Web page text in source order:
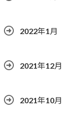
2022年1月
2021年12月
2021年10月